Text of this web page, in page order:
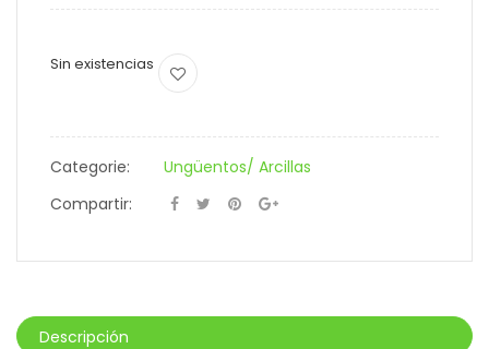
Sin existencias
Categorie:
Ungüentos/ Arcillas
Compartir:
Descripción